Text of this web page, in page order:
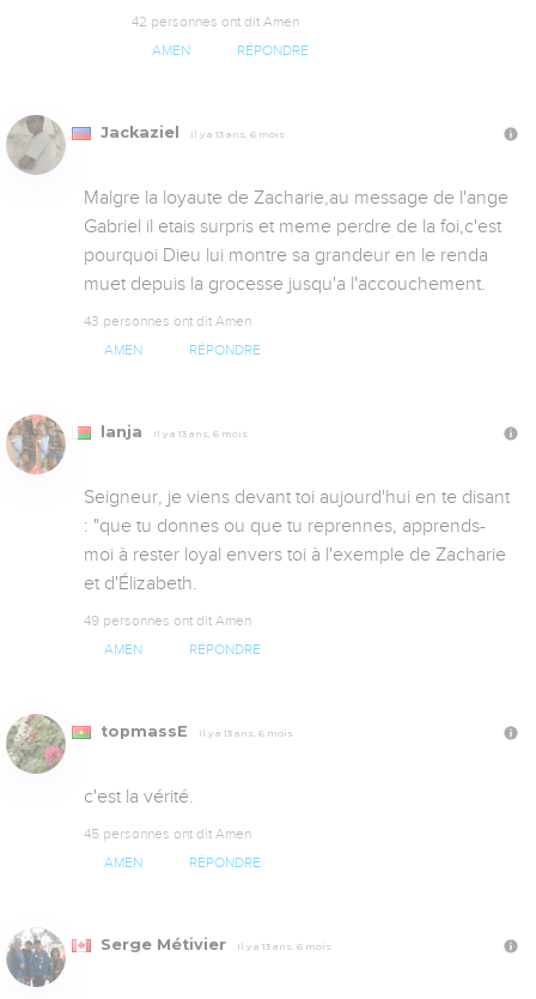
42 personnes ont dit Amen
AMEN RÉPONDRE
Jackaziel Il y a 13 ans, 6 mois
Malgre la loyaute de Zacharie,au message de l'ange
Gabriel il etais surpris et meme perdre de la foi,c'est
pourquoi Dieu lui montre sa grandeur en le renda
muet depuis la grocesse jusqu'a l'accouchement.
43 personnes ont dit Amen
AMEN RÉPONDRE
lanja Il y a 13 ans, 6 mois
Seigneur, je viens devant toi aujourd'hui en te disant
: "que tu donnes ou que tu reprennes, apprends-
moi à rester loyal envers toi à l'exemple de Zacharie
et d'Élizabeth.
49 personnes ont dit Amen
AMEN RÉPONDRE
topmassE Il y a 13 ans, 6 mois
c'est la vérité.
45 personnes ont dit Amen
AMEN RÉPONDRE
Serge Métivier Il y a 13 ans, 6 mois